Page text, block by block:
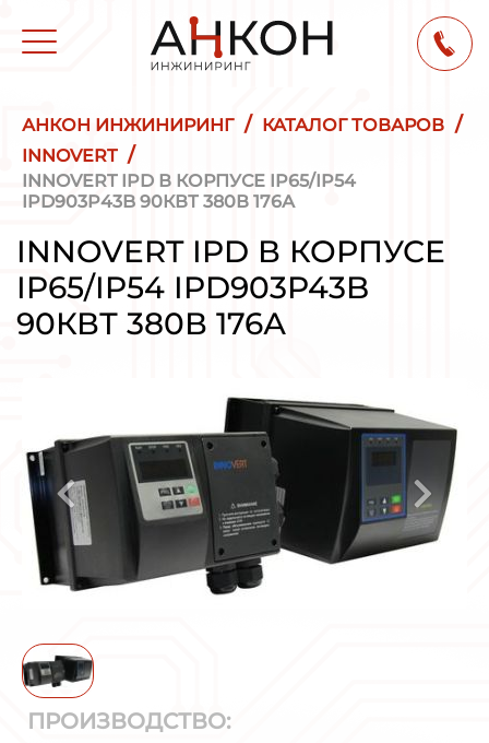
АНКОН ИНЖИНИРИНГ / КАТАЛОГ ТОВАРОВ /
INNOVERT /
INNOVERT IPD В КОРПУСЕ IP65/IP54
IPD903P43B 90КВТ 380В 176А
INNOVERT IPD В КОРПУСЕ
IP65/IP54 IPD903P43B
90КВТ 380В 176А
ПРОИЗВОДСТВО: